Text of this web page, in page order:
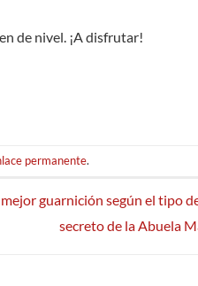
de nivel. ¡A disfrutar!
permanente.
guarnición según el tipo
secreto de la Abuela